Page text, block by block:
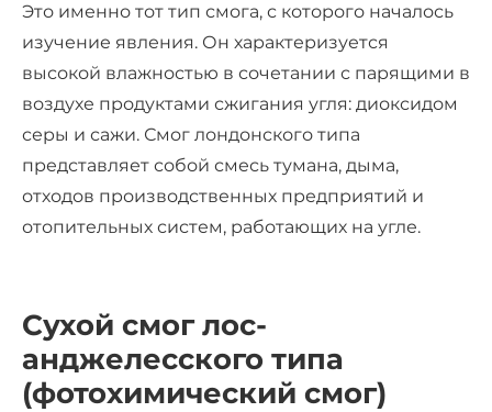
Это именно тот тип смога, с которого началось
изучение явления. Он характеризуется
высокой влажностью в сочетании с парящими в
воздухе продуктами сжигания угля: диоксидом
серы и сажи. Смог лондонского типа
представляет собой смесь тумана, дыма,
отходов производственных предприятий и
отопительных систем, работающих на угле.
Сухой смог лос-
анджелесского типа
(фотохимический смог)